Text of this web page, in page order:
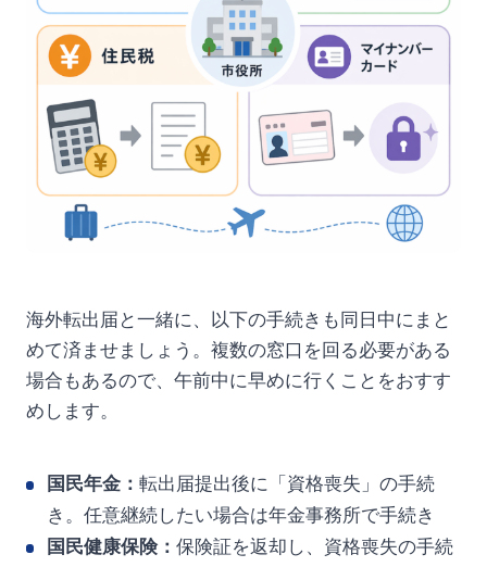
海外転出届と一緒に、以下の手続きも同日中にまと
めて済ませましょう。複数の窓口を回る必要がある
場合もあるので、午前中に早めに行くことをおすす
めします。
国民年金： 転出届提出後に「資格喪失」の手続
き。任意継続したい場合は年金事務所で手続き
国民健康保険： 保険証を返却し、資格喪失の手続